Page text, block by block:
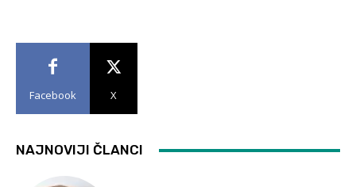
Facebook X
NAJNOVIJI ČLANCI